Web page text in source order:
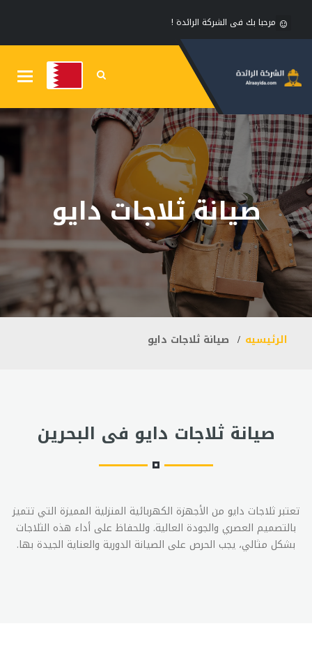
مرحبا بك فى الشركة الرائدة !
صيانة ثلاجات دايو
الرئيسيه صيانة ثلاجات دايو
صيانة ثلاجات دايو فى البحرين
تعتبر ثلاجات دايو من الأجهزة الكهربائية المنزلية المميزة التي تتميز
بالتصميم العصري والجودة العالية. وللحفاظ على أداء هذه الثلاجات
بشكل مثالي، يجب الحرص على الصيانة الدورية والعناية الجيدة بها.